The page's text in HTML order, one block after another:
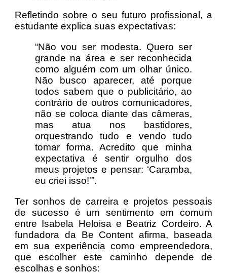
Refletindo sobre o seu futuro profissional, a
estudante explica suas expectativas:
“Não vou ser modesta. Quero ser
grande na área e ser reconhecida
como alguém com um olhar único.
Não busco aparecer, até porque
todos sabem que o publicitário, ao
contrário de outros comunicadores,
não se coloca diante das câmeras,
mas atua nos bastidores,
orquestrando tudo e vendo tudo
tomar forma. Acredito que minha
expectativa é sentir orgulho dos
meus projetos e pensar: ‘Caramba,
eu criei isso!'”.
Ter sonhos de carreira e projetos pessoais
de sucesso é um sentimento em comum
entre Isabela Heloisa e Beatriz Cordeiro. A
fundadora da Be Content afirma, baseada
em sua experiência como empreendedora,
que escolher este caminho depende de
escolhas e sonhos: